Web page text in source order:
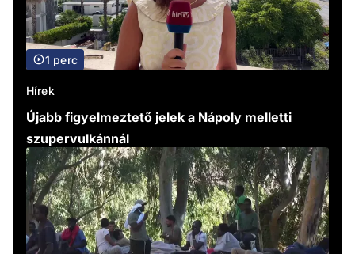
1 perc
Hírek
Újabb figyelmeztető jelek a Nápoly melletti
szupervulkánnál